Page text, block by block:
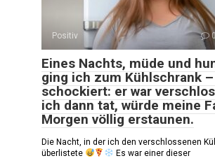
Positiv 0
Eines Nachts, müde und
ging ich zum Kühlschrank
schockiert: er war
ich dann tat, würde meine
Morgen völlig erstaunen.
Die Nacht, in der ich den verschlossenen
überlistete
Es war einer dieser